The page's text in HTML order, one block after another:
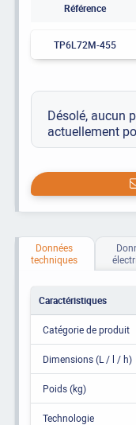
Référence
TP6L72M-455
Désolé, aucun
actuellement
Données
techniques
Caractéristiques
Catégorie de produit
Dimensions (L / l / h)
Poids (kg)
Technologie